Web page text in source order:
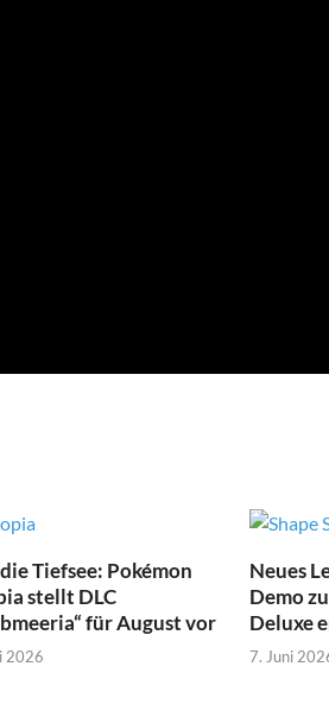
Tiefsee: Pokémon
stellt DLC
für August vor
2026
Neues
Demo
Deluxe
7. Juni